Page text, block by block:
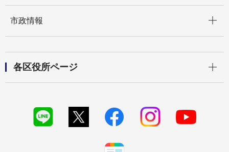
市政情報
各区役所ページ